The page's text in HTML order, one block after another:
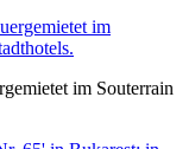
im Souterrain